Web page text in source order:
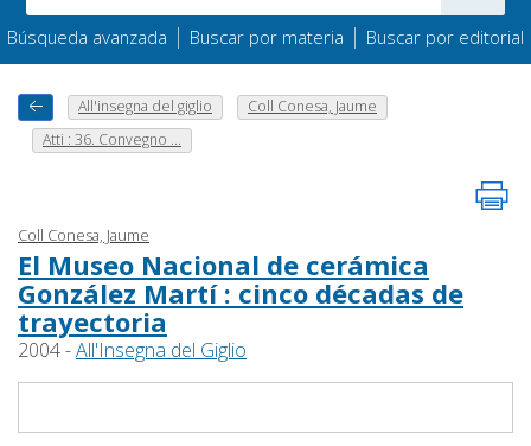
Búsqueda avanzada | Buscar por materia | Buscar por editorial
All'insegna del giglio
Coll Conesa, Jaume
Atti : 36. Convegno ...
Coll Conesa, Jaume
El Museo Nacional de cerámica
González Martí : cinco décadas de
trayectoria
2004 -All'Insegna del Giglio